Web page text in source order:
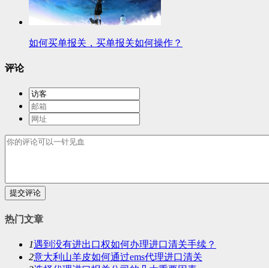
如何买单报关，买单报关如何操作？
评论
提交评论
热门文章
1遇到没有进出口权如何办理进口清关手续？
2意大利山羊皮如何通过ems代理进口清关